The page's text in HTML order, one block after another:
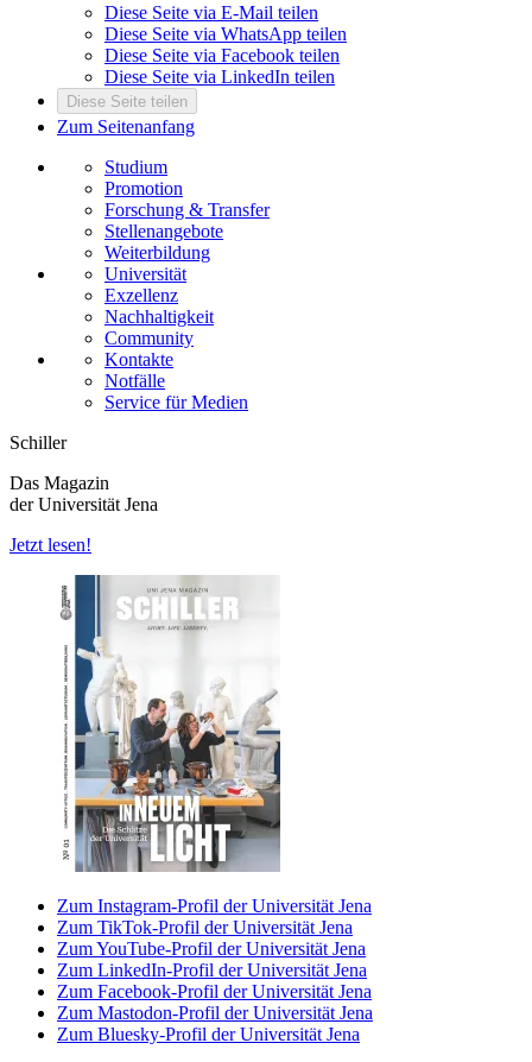
Diese Seite via E-Mail teilen
Diese Seite via WhatsApp teilen
Diese Seite via Facebook teilen
Diese Seite via LinkedIn teilen
Diese Seite teilen
Zum Seitenanfang
Studium
Promotion
Forschung & Transfer
Stellenangebote
Weiterbildung
Universität
Exzellenz
Nachhaltigkeit
Community
Kontakte
Notfälle
Service für Medien
Schiller
Das Magazin
der Universität Jena
Jetzt lesen!
Zum Instagram-Profil der Universität Jena
Zum TikTok-Profil der Universität Jena
Zum YouTube-Profil der Universität Jena
Zum LinkedIn-Profil der Universität Jena
Zum Facebook-Profil der Universität Jena
Zum Mastodon-Profil der Universität Jena
Zum Bluesky-Profil der Universität Jena